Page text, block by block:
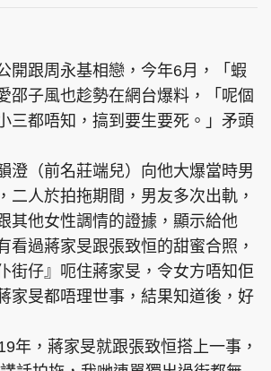
cazbuyer 東Touch
星島頭條 星島日報
開跟周永基相戀，今年6月，「蝦
邵子風也趁勢在網台爆料，「呢個
三都唔知，搞到要生要死。」矛頭
澄（前名莊端兒）向他大爆當時男
二人於拍拖期間，男友多次出軌，
其他女性調情的證據，顯示給他
看過蔣家旻跟張致恒的甜蜜合照，
街仔』呃住蔣家旻，令女方唔知佢
家旻都唔理世事，結果知道後，好
年，蔣家旻就跟張致恒搭上一事，